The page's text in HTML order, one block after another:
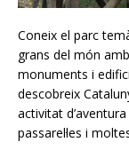
Coneix el parc
grans del món
monuments i
descobreix
activitat
passarel·les i